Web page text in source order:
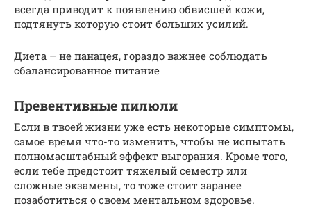
всегда приводит к появлению обвисшей кожи,
подтянуть которую стоит больших усилий.
Диета – не панацея, гораздо важнее соблюдать
сбалансированное питание
Превентивные пилюли
Если в твоей жизни уже есть некоторые симптомы,
самое время что-то изменить, чтобы не испытать
полномасштабный эффект выгорания. Кроме того,
если тебе предстоит тяжелый семестр или
сложные экзамены, то тоже стоит заранее
позаботиться о своем ментальном здоровье.